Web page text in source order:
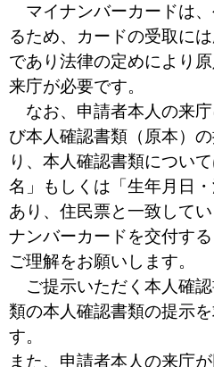
マイナンバーカードは
るため、カードの受取に
であり法律の定めにより
来庁が必要です。
なお、申請者本人の来
び本人確認書類（原本）
り、本人確認書類につい
名」もしくは「生年月日
あり、住民票と一致して
ナンバーカードを交付す
ご理解をお願いします。
ご提示いただく本人確
類の本人確認書類の提示
す。
また、申請者本人の来庁